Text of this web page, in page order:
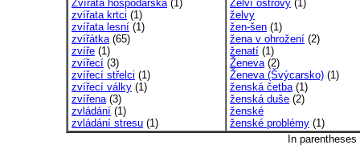
Zvířata hospodářská(1)
zvířata krtci (1)
zvířata lesní (1)
zvířátka(65)
zvíře (1)
zvířecí (3)
zvířecí střelci (1)
zvířecí války (1)
zvířena(3)
zvládání (1)
zvládání stresu (1)
Želví ostrovy (1)
želvy
žen-šen (1)
žena v ohrožení (2)
ženatí (1)
Ženeva(2)
Ženeva (Švýcarsko) (1)
ženská četba(1)
ženská duše (2)
ženské
ženské problémy (1)
In